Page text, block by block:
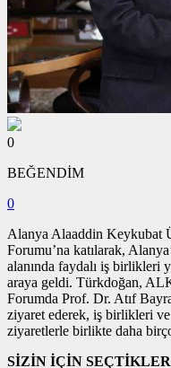
0
BEĞENDİM
0
Alanya Alaaddin Keykubat
Forumu’na katılarak,
alanında faydalı iş birlikleri
araya geldi. Türkdoğan,
Forumda Prof. Dr. Atıf
ziyaret ederek, iş birlikleri ve
ziyaretlerle birlikte daha
SİZİN İÇİN